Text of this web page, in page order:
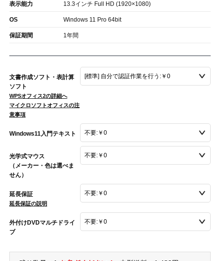
表示能力 13.3インチ Full HD (1920×1080)
OS Windows 11 Pro 64bit
保証期間 1年間
文書作成ソフト・表計算
ソフト
WPSオフィス2の詳細へ
マイクロソフトオフィスの注
意事項
Windows11入門テキスト
光学式マウス
（メーカー・色は選べま
せん）
延長保証
延長保証の説明
外付けDVDマルチドライ
ブ